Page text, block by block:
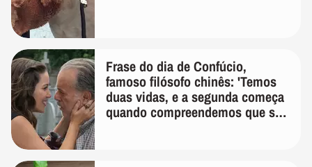
Frase do dia de Confúcio,
famoso filósofo chinês: 'Temos
duas vidas, e a segunda começa
quando compreendemos que só